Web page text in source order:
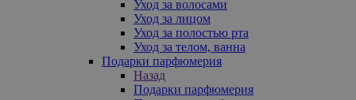
Уход за волосами
Уход за лицом
Уход за полостью рта
Уход за телом, ванна
Подарки парфюмерия
Назад
Подарки парфюмерия